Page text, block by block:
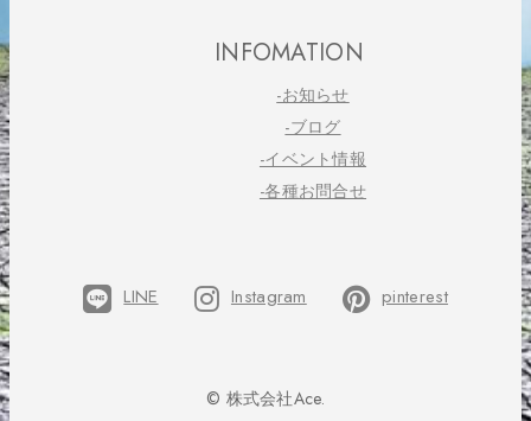
INFOMATION
-お知らせ
-ブログ
-イベント情報
-各種お問合せ
© 株式会社Ace.
LINE Instagram pinterest